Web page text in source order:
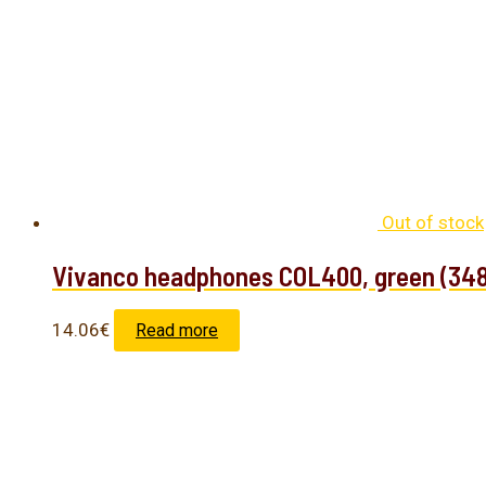
Out of stock
Vivanco headphones COL400, green
14.06€ Read more